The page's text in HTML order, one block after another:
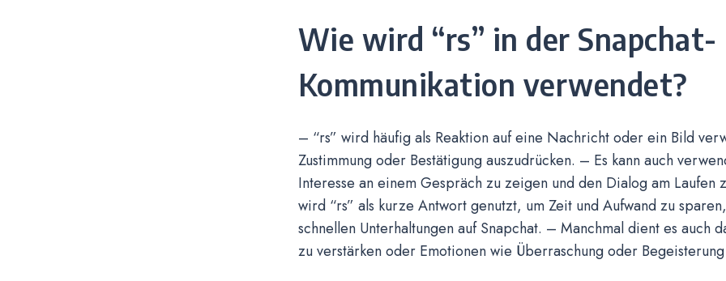
Wie wird “rs” in der Snapchat-
Kommunikation verwendet?
– “rs” wird häufig als Reaktion auf eine Nachricht oder ein Bild
Zustimmung oder Bestätigung auszudrücken. – Es kann auch
Interesse an einem Gespräch zu zeigen und den Dialog am Laufen
wird “rs” als kurze Antwort genutzt, um Zeit und Aufwand zu
schnellen Unterhaltungen auf Snapchat. – Manchmal dient es auch
zu verstärken oder Emotionen wie Überraschung oder